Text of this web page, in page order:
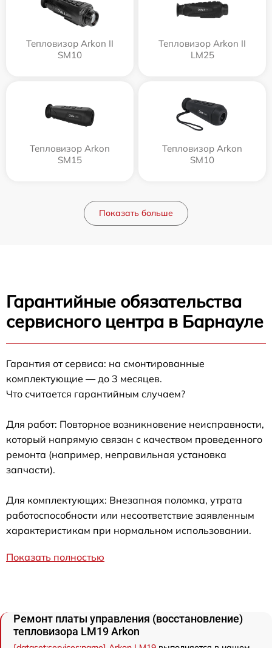
Тепловизор Arkon II
SM10
Тепловизор Arkon II
LM25
Тепловизор Arkon
SM15
Тепловизор Arkon
SM10
Показать больше
Гарантийные обязательства
сервисного центра в Барнауле
Гарантия от сервиса: на смонтированные
комплектующие — до 3 месяцев.
Что считается гарантийным случаем?
Для работ: Повторное возникновение неисправности,
который напрямую связан с качеством проведенного
ремонта (например, неправильная установка
запчасти).
Для комплектующих: Внезапная поломка, утрата
работоспособности или несоответствие заявленным
характеристикам при нормальном использовании.
Показать полностью
Ремонт платы управления (восстановление)
тепловизора LM19 Arkon